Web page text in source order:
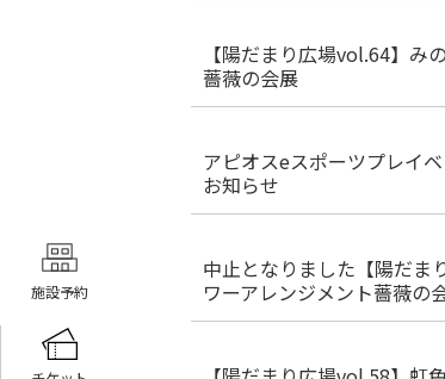
施設予約
【陽だまり広場vol.64】み
薔薇の会展
アピオスeスポーツプレイ
お知らせ
中止となりました【陽だま
ワーアレンジメント薔薇の